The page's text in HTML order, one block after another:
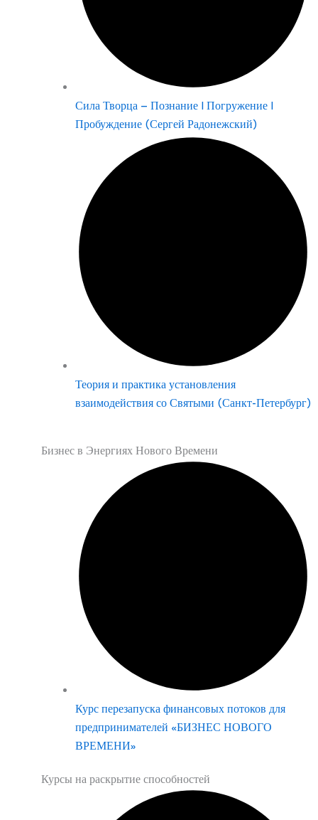
Сила Творца – Познание | Погружение |
Пробуждение (Сергей Радонежский)
Теория и практика установления
взаимодействия со Святыми (Санкт-Петербург)
Бизнес в Энергиях Нового Времени
Курс перезапуска финансовых потоков для
предпринимателей «БИЗНЕС НОВОГО
ВРЕМЕНИ»
Курсы на раскрытие способностей